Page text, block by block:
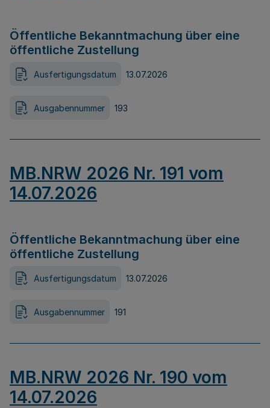
Öffentliche Bekanntmachung über eine
öffentliche Zustellung
Ausfertigungsdatum 13.07.2026
Ausgabennummer 193
MB.NRW 2026 Nr. 191 vom
14.07.2026
Öffentliche Bekanntmachung über eine
öffentliche Zustellung
Ausfertigungsdatum 13.07.2026
Ausgabennummer 191
MB.NRW 2026 Nr. 190 vom
14.07.2026